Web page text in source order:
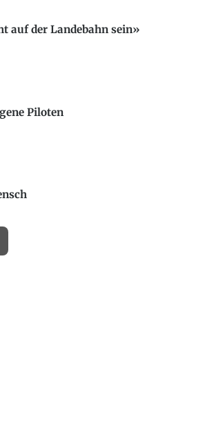
auf der Landebahn sein»
Piloten